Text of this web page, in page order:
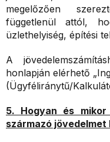
megelőzően
függetlenül attól,
üzlethelyiség, építési
A
honlapján elérhető
(Ügyféliránytű/
5. Hogyan és
származó